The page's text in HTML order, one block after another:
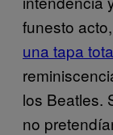
funesto
una tapa
los Beatles.
no